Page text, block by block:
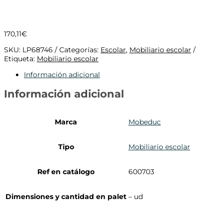
170,11€
SKU: LP68746 Categorías: Escolar, Mobiliario escolar
Etiqueta: Mobiliario escolar
Información adicional
Información adicional
Marca Mobeduc
Tipo Mobiliario escolar
Ref en catálogo 600703
Dimensiones y cantidad en palet – ud